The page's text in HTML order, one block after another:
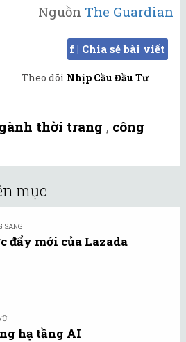
Nguồn The Guardian
f | Chia sẻ bài viết
Theo dõi Nhịp Cầu Đầu Tư
thời trang , công
mục
SANG
đẩy mới của Lazada
hạ tầng AI